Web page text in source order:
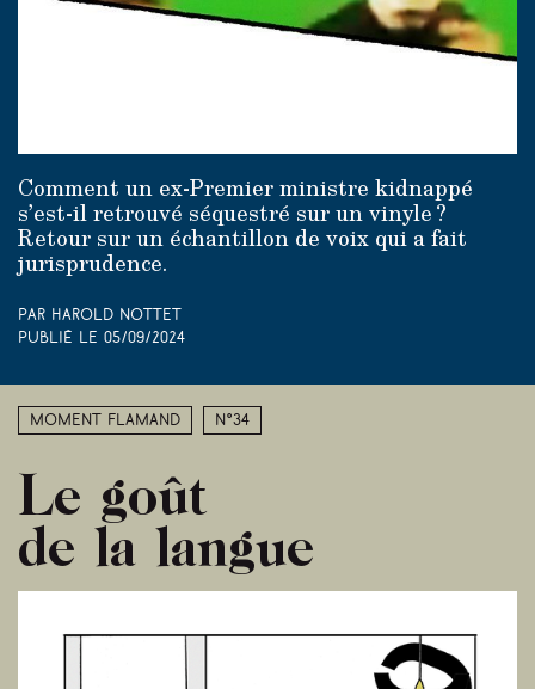
Comment un ex-Premier ministre kidnappé
s’est-il retrouvé séquestré sur un vinyle ?
Retour sur un échantillon de voix qui a fait
jurisprudence.
Par Harold Nottet
Publié le 05/09/2024
Moment Flamand N°34
Le goût
de la langue